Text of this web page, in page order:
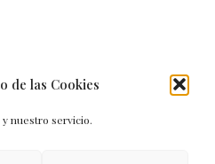
de las Cookies
nuestro servicio.